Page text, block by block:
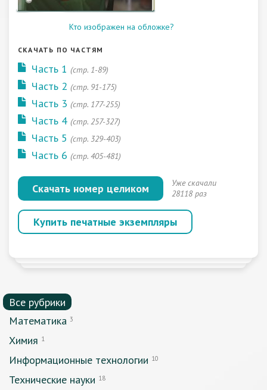
Кто изображен на обложке?
СКАЧАТЬ ПО ЧАСТЯМ
Часть 1 (стр. 1-89)
Часть 2 (стр. 91-175)
Часть 3 (стр. 177-255)
Часть 4 (стр. 257-327)
Часть 5 (стр. 329-403)
Часть 6 (стр. 405-481)
Скачать номер целиком
Уже скачали
28118 раз
Купить печатные экземпляры
Все рубрики
Математика 3
Химия 1
Информационные технологии 10
Технические науки 18